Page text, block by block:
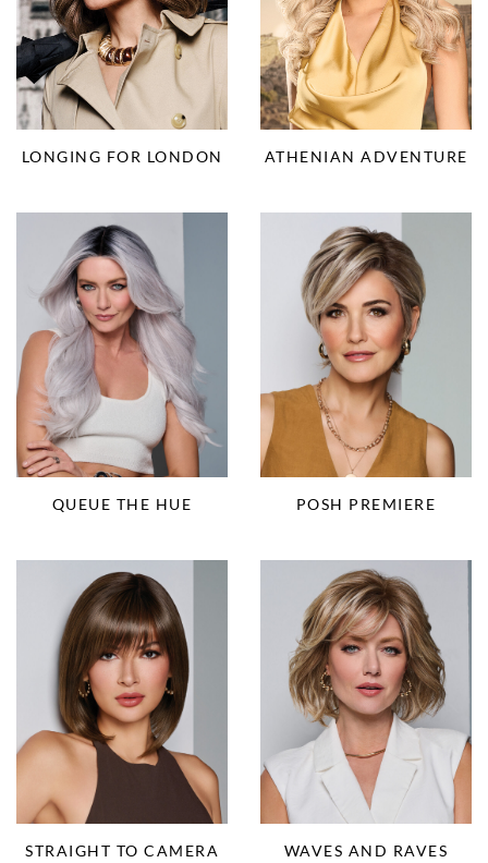
LONGING FOR LONDON ATHENIAN ADVENTURE
QUEUE THE HUE POSH PREMIERE
STRAIGHT TO CAMERA WAVES AND RAVES